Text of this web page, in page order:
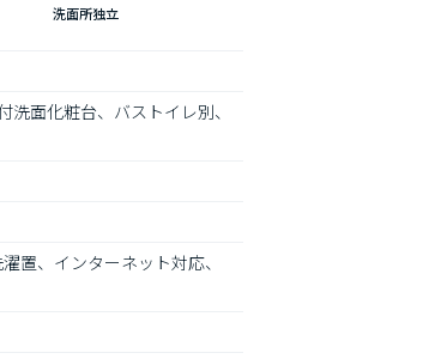
洗面所独立
面化粧台、バストイレ別、
置、インターネット対応、